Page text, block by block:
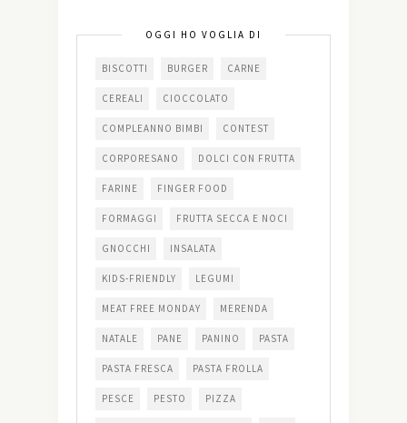
OGGI HO VOGLIA DI
BISCOTTI BURGER CARNE
CEREALI CIOCCOLATO
COMPLEANNO BIMBI CONTEST
CORPORESANO DOLCI CON FRUTTA
FARINE FINGER FOOD
FORMAGGI FRUTTA SECCA E NOCI
GNOCCHI INSALATA
KIDS-FRIENDLY LEGUMI
MEAT FREE MONDAY MERENDA
NATALE PANE PANINO PASTA
PASTA FRESCA PASTA FROLLA
PESCE PESTO PIZZA